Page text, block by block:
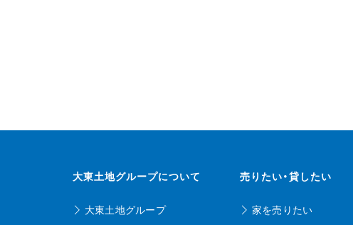
大東土地グループについて
大東土地グループ
売りたい・貸したい
家を売りたい